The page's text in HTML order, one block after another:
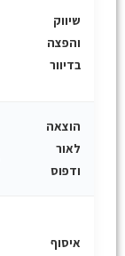
שיווק
והפצה
בדיוור
הוצאה
לאור
ודפוס
איסוף